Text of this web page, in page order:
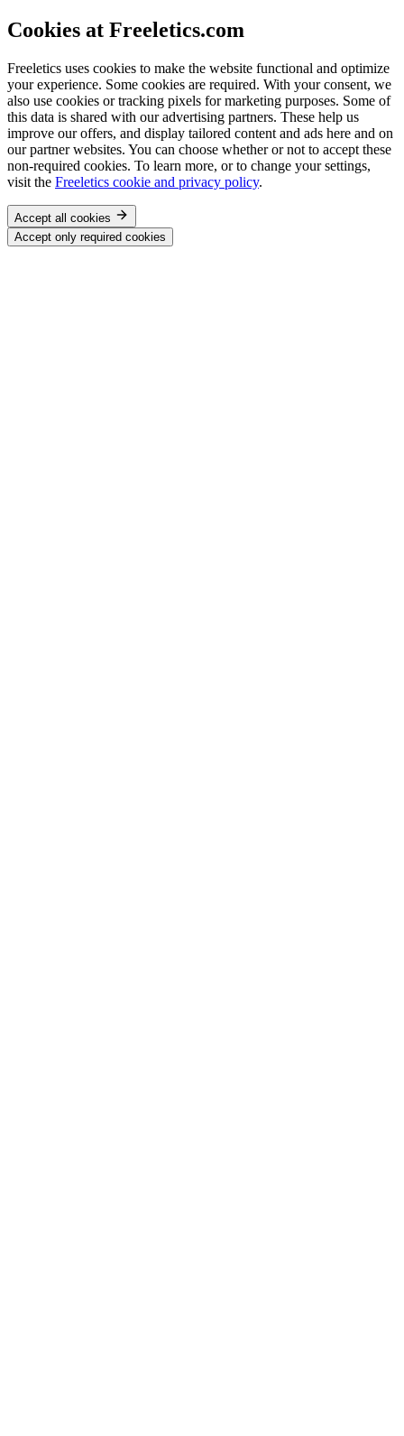
Cookies at Freeletics.com
Freeletics uses cookies to make the website functional and optimize
your experience. Some cookies are required. With your consent, we
also use cookies or tracking pixels for marketing purposes. Some of
this data is shared with our advertising partners. These help us
improve our offers, and display tailored content and ads here and on
our partner websites. You can choose whether or not to accept these
non-required cookies. To learn more, or to change your settings,
visit the Freeletics cookie and privacy policy.
Accept all cookies
Accept only required cookies